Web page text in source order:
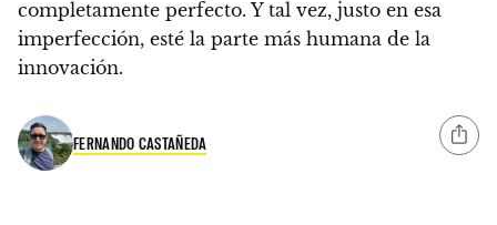
completamente perfecto. Y tal vez, justo en esa
imperfección, esté la parte más humana de la
innovación.
FERNANDO CASTAÑEDA